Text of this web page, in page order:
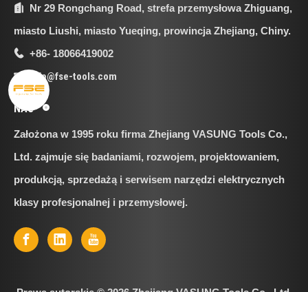

Nr 29 Rongchang Road, strefa przemysłowa Zhiguang,
miasto Liushi, miasto Yueqing, prowincja Zhejiang, Chiny.
 +86- 18066419002
 info@fse-tools.com
NAS
Założona w 1995 roku firma Zhejiang VASUNG Tools Co.,
Ltd. zajmuje się badaniami, rozwojem, projektowaniem,
produkcją, sprzedażą i serwisem narzędzi elektrycznych
klasy profesjonalnej i przemysłowej.